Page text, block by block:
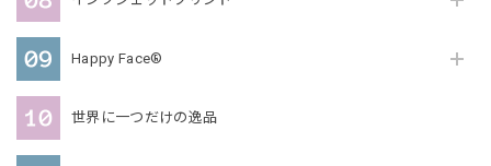
Happy Face®
世界に一つだけの逸品